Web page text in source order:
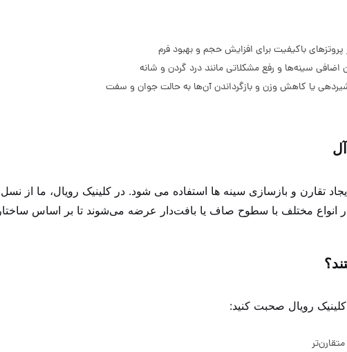
تقارن و بازسازی سینه ها استفاده می شود. در کلینیک رویال، ما از
مختلف با سطوح صاف یا بافت‌دار عرضه می‌شوند تا بر اساس ساختار
رویال صحبت کنید: